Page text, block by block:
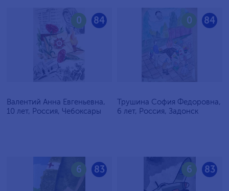
84
0
Валентий Анна Евгеньевна,
10 лет, Россия, Чебоксары
84
0
Трушина София Федоровна,
6 лет, Россия, Задонск
83
6 83
6